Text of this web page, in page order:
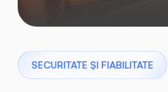
Pterodactil
SECURITATE ȘI FIABILITATE